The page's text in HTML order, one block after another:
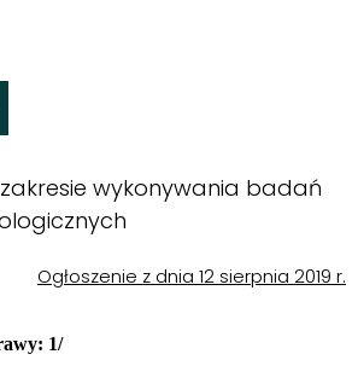
zakresie wykonywania badań
Ogłoszenie z dnia 12 sierpnia 2019 r.
1/